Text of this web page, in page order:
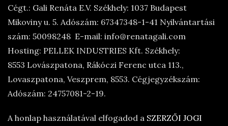
Cégt.: Gali Renáta E.V. Székhely: 1037 Budapest
Mikoviny u. 5. Adószám: 67347348-1-41 Nyilvántartási
szám: 50098248 E-mail: info@renatagali.com
Hosting: PELLEK INDUSTRIES Kft. Székhely:
8553 Lovászpatona, Rákóczi Ferenc utca 113.,
Lovaszpatona, Veszprem, 8553. Cégjegyzékszám:
Adószám: 24757081-2-19.
A honlap használatával elfogadod a SZERZŐI JOGI